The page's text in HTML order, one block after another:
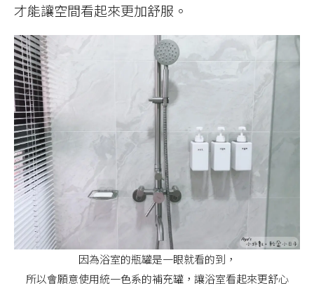
才能讓空間看起來更加舒服。
因為浴室的瓶罐是一眼就看的到，
所以會願意使用統一色系的補充罐，讓浴室看起來更舒心